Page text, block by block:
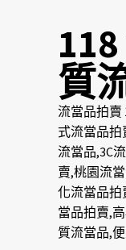
質
流當品拍賣
式流當品拍
流當品,3C
賣,桃園流
化流當品拍
當品拍賣,
質流當品,